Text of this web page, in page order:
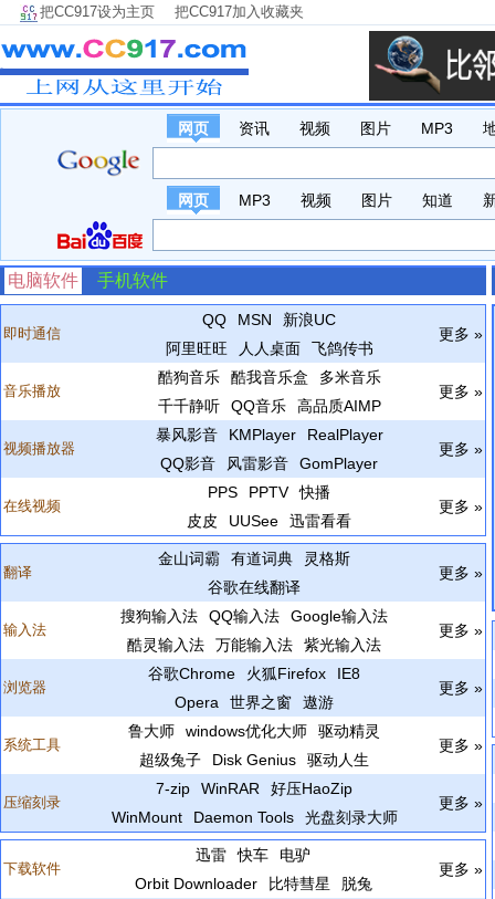
把CC917设为主页 把CC917加入收藏夹
网页 资讯 视频 图片 MP3
网页 MP3 视频 图片 知道
电脑软件 手机软件
即时通信
QQ MSN
新浪UC
阿里旺旺
人人桌面 飞鸽传书
更多 »
音乐播放
酷狗音乐 酷我音乐盒
多米音乐
千千静听
QQ音乐 高品质AIMP
更多 »
视频播放器
暴风影音 KMPlayer
RealPlayer
QQ影音
风雷影音 GomPlayer
更多 »
在线视频
PPS PPTV
快播
皮皮
UUSee 迅雷看看
更多 »
翻译
金山词霸 有道词典
灵格斯
谷歌在线翻译
更多 »
输入法
搜狗输入法 QQ输入法
Google输入法
酷灵输入法
万能输入法 紫光输入法
更多 »
浏览器
谷歌Chrome 火狐Firefox
IE8
Opera
世界之窗 遨游
更多 »
系统工具
鲁大师 windows优化大师
驱动精灵
超级兔子
Disk Genius 驱动人生
更多 »
压缩刻录
7-zip WinRAR
好压HaoZip
WinMount
Daemon Tools 光盘刻录大师
更多 »
下载软件
迅雷 快车
电驴
Orbit Downloader
比特彗星 脱兔
更多 »